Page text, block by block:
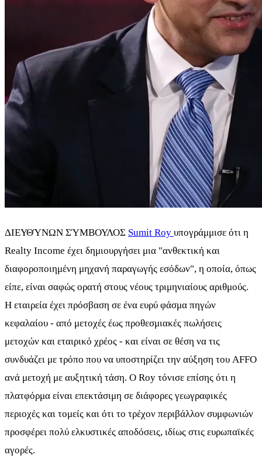
ΔΙΕΥΘΎΝΩΝ ΣΎΜΒΟΥΛΟΣ Sumit Roy υπογράμμισε ότι η
Realty Income έχει δημιουργήσει μια "ανθεκτική και
διαφοροποιημένη μηχανή παραγωγής εσόδων", η οποία, όπως
είπε, είναι σαφώς ορατή στους νέους τριμηνιαίους αριθμούς.
Η εταιρεία έχει πρόσβαση σε ένα ευρύ φάσμα πηγών
κεφαλαίου - από μετοχές έως προθεσμιακές πωλήσεις
μετοχών και εταιρικό χρέος - και είναι σε θέση να τις
συνδυάζει με τρόπο που να υποστηρίζει την αύξηση του AFFO
ανά μετοχή με αυξητική τάση. Ο Roy τόνισε επίσης ότι η
πλατφόρμα είναι επεκτάσιμη σε διάφορες γεωγραφικές
περιοχές και τομείς και ότι το τρέχον περιβάλλον συμφωνιών
προσφέρει πολύ ελκυστικές αποδόσεις, ιδίως στις ευρωπαϊκές
αγορές.